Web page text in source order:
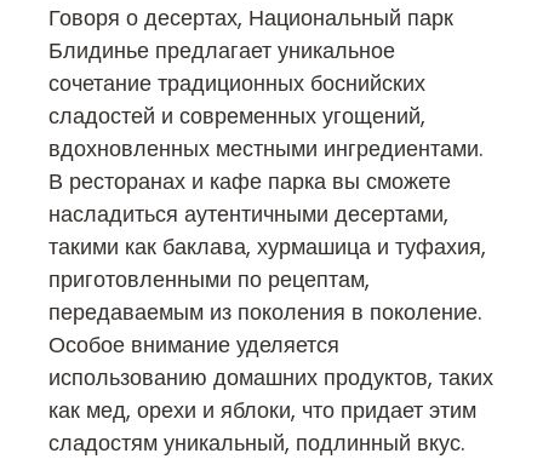
Говоря о десертах, Национальный парк
Блидинье предлагает уникальное
сочетание традиционных боснийских
сладостей и современных угощений,
вдохновленных местными ингредиентами.
В ресторанах и кафе парка вы сможете
насладиться аутентичными десертами,
такими как баклава, хурмашица и туфахия,
приготовленными по рецептам,
передаваемым из поколения в поколение.
Особое внимание уделяется
использованию домашних продуктов, таких
как мед, орехи и яблоки, что придает этим
сладостям уникальный, подлинный вкус.